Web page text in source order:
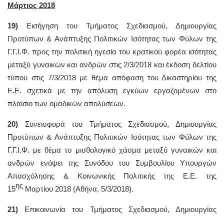
Μάρτιος 2018
19) Εισήγηση του Τμήματος Σχεδιασμού, Δημιουργίας
Προτύπων & Ανάπτυξης Πολιτικών Ισότητας των Φύλων της
Γ.Γ.Ι.Φ. προς την πολιτική ηγεσία του κρατικού φορέα ισότητας
μεταξύ γυναικών και ανδρών στις 2/3/2018 και έκδοση δελτίου
τύπου στις 7/3/2018 με θέμα απόφαση του Δικαστηρίου της
Ε.Ε. σχετικά με την απόλυση εγκύων εργαζομένων στο
πλαίσιο των ομαδικών απολύσεων.
20) Συνεισφορά του Τμήματος Σχεδιασμού, Δημιουργίας
Προτύπων & Ανάπτυξης Πολιτικών Ισότητας των Φύλων της
Γ.Γ.Ι.Φ. με θέμα το μισθολογικό χάσμα μεταξύ γυναικών και
ανδρών ενόψει της Συνόδου του Συμβουλίου Υπουργών
Απασχόλησης & Κοινωνικής Πολιτικής της Ε.Ε. της
15ης Μαρτίου 2018 (Αθήνα, 5/3/2018).
21) Επικοινωνία του Τμήματος Σχεδιασμού, Δημιουργίας